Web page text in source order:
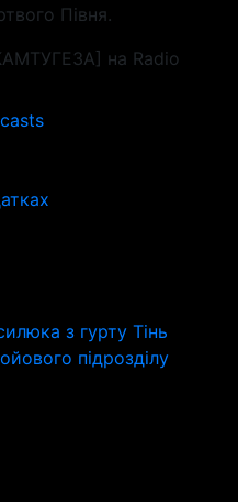
Півня.
на Radio
з гурту Тінь
підрозділу